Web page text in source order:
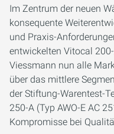
Im Zentrum der neuen
konsequente
und Praxis-
entwickelten Vitocal
Viessmann nun alle
über das mittlere
der Stiftung-Warentest-
250-A (Typ AWO-E AC
Kompromisse bei